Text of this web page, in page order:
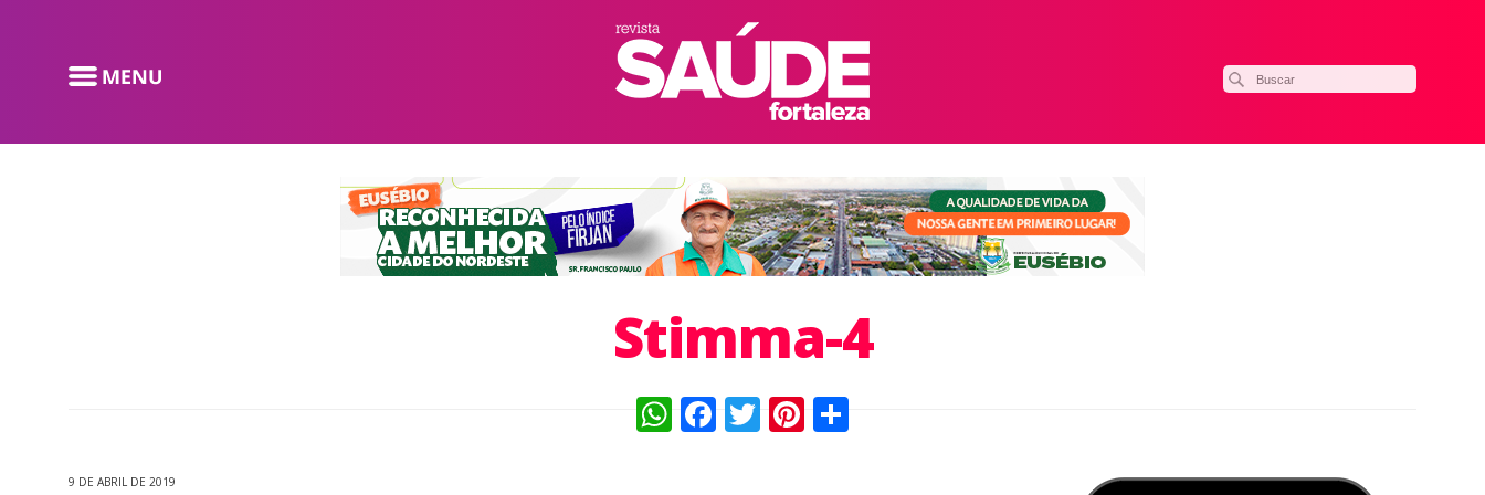
Stimma-4
WhatsApp
Facebook
TwitterPinterest
9 DE ABRIL DE 2019